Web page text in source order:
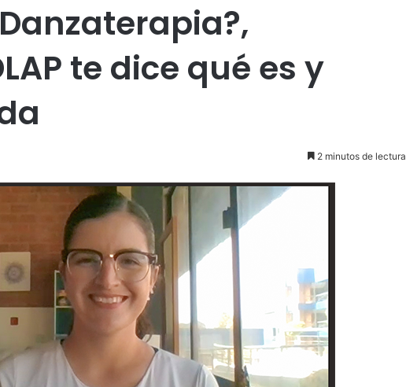
te dice qué es y
2 minutos de lectura